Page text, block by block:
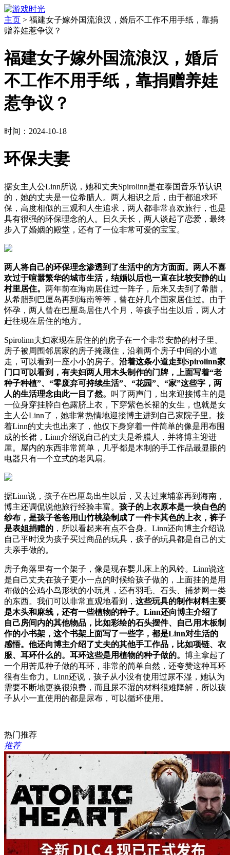
主页 > 福建女子嫁外国流浪汉，婚后不工作不用手纸，靠捐
赠养娃惹争议？
福建女子嫁外国流浪汉，婚后
不工作不用手纸，靠捐赠养娃
惹争议？
时间：2024-10-18
环保夫妻
据女主人公Linn所说，她和丈夫Spirolinn是在泰国音乐节认识
的，她的丈夫是一位希腊人。两人相识之后，由于都追求环
保，高度相似的三观和人生追求，两人都非常喜欢旅行，也是
具有很强的环保理念的人。日久天长，两人谈起了恋爱，最终
步入了婚姻的殿堂，还有了一位非常可爱的宝宝。
两人将自己的环保理念渗透到了生活中的方方面面。两人不喜
欢过于喧嚣繁华的城市生活，结婚以后也一直在比较安静的山
村里居住。 两年前在海南居住过一阵子，后来又去到了希腊，
从希腊到巴厘岛再到海南等等，曾在好几个国家居住过。由于
怀孕，两人曾在巴厘岛居住八个月，等孩子出生以后，两人才
赶往现在居住的地方。
Spirolinn夫妇家现在居住的的房子在一个非常安静的村子里。
房子被周围邻居家的房子掩藏住，沿着两个房子中间的小道
走，可以看到一座小小的房子。 沿着这条小道走到Spirolinn家
门口可以看到，有夫妇两人用木头制作的门牌，上面写着“老
种子种植”、“零废弃可持续生活”、“花园”、“家”这些字，两
人的生活理念由此一目了然。 叫了两声门，出来迎接博主的是
一位身穿挂脖白色露脐上衣，下穿紫色长裙的女生，也就是女
主人公Linn了，她非常热情地迎接博主进到自己家院子里。接
着Linn的丈夫也出来了，他仅下身穿着一件简单的像是用布围
成的长裙，Linn介绍说自己的丈夫是希腊人，并将博主迎进
屋。屋内的东西非常简单，几乎都是木制的手工作品最显眼的
电器只有一个立式的老风扇。
据Linn说，孩子在巴厘岛出生以后，又去过柬埔寨再到海南，
博主还调侃说他旅行经验丰富。 孩子的上衣原本是一块白色的
纱布，是孩子爸爸用山竹桃染制成了一件卡其色的上衣，裤子
是表姐捐赠的 ，所以看起来有点不合身。Linn还向博主介绍说
自己平时没为孩子买过商品的玩具，孩子的玩具都是自己的丈
夫亲手做的。
房子角落里有一个架子，像是现在婴儿床上的风铃。Linn说这
是自己丈夫在孩子更小一点的时候给孩子做的，上面挂的是用
布做的公鸡小鸟形状的小玩具，还有羽毛、石头、捕梦网一类
的东西。我们可以非常直观地看到， 这些玩具的制作材料主要
是木头和麻线，还有一些植物的种子。Linn还向博主介绍了
自己房间内的其他物品，比如彩绘的石头摆件、自己用木板制
作的小书架，这个书架上面写了一些字，都是Linn对生活的
感悟。他还向博主介绍了丈夫的其他手工作品，比如项链、衣
服、耳环什么的。耳环这些是用植物的种子做的。 博主拿起了
一个用苦瓜种子做的耳环，非常的简单自然，还夸赞这种耳环
很有生命力。Linn还说，孩子从小没有使用过尿不湿，她认为
需要不断地更换很浪费，而且尿不湿的材料很难降解，所以孩
子从小一直使用的都是尿布，可以循环使用。
热门推荐
推荐